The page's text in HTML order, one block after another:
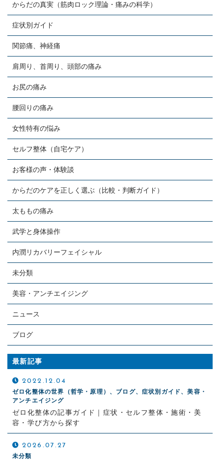
からだの真実（筋肉ロック理論・痛みの科学）
症状別ガイド
関節痛、神経痛
肩周り、首周り、頭部の痛み
お尻の痛み
腰回りの痛み
女性特有の悩み
セルフ整体（自宅ケア）
お客様の声・体験談
からだのケアを正しく選ぶ（比較・判断ガイド）
太ももの痛み
武学と身体操作
内潤リカバリーフェイシャル
未分類
美容・アンチエイジング
ニュース
ブログ
最新記事
2022.12.04
ゼロ化整体の世界（哲学・原理）、ブログ、症状別ガイド、美容・
アンチエイジング
ゼロ化整体の記事ガイド｜症状・セルフ整体・施術・美
容・学び方から探す
2026.07.27
未分類